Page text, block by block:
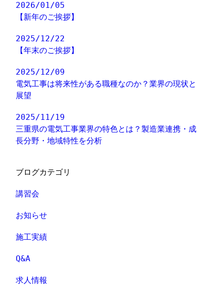
2026/01/05
【新年のご挨拶】
2025/12/22
【年末のご挨拶】
2025/12/09
電気工事は将来性がある職種なのか？業界の現状と
展望
2025/11/19
三重県の電気工事業界の特色とは？製造業連携・成
長分野・地域特性を分析
ブログカテゴリ
講習会
お知らせ
施工実績
Q&A
求人情報